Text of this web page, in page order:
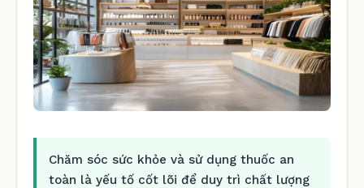
Chăm sóc sức khỏe và sử dụng thuốc an
toàn là yếu tố cốt lõi để duy trì chất lượng